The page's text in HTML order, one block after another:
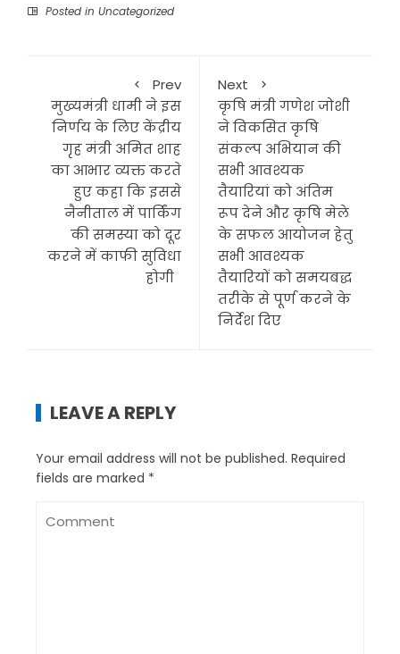
Posted in Uncategorized
Prev
मुख्यमंत्री धामी ने इस
निर्णय के लिए केंद्रीय
गृह मंत्री अमित शाह
का आभार व्यक्त करते
हुए कहा कि इससे
नैनीताल में पार्किंग
की समस्या को दूर
करने में काफी सुविधा
होगी
Next
कृषि मंत्री गणेश जोशी
ने विकसित कृषि
संकल्प अभियान की
सभी आवश्यक
तैयारियां को अंतिम
रूप देने और कृषि मेले
के सफल आयोजन हेतु
सभी आवश्यक
तैयारियों को समयबद्ध
तरीके से पूर्ण करने के
निर्देश दिए
LEAVE A REPLY
Your email address will not be published. Required
fields are marked *